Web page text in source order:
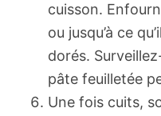
cuisson.
ou jusqu’à ce
dorés.
pâte feuilletée
Une fois cuits,